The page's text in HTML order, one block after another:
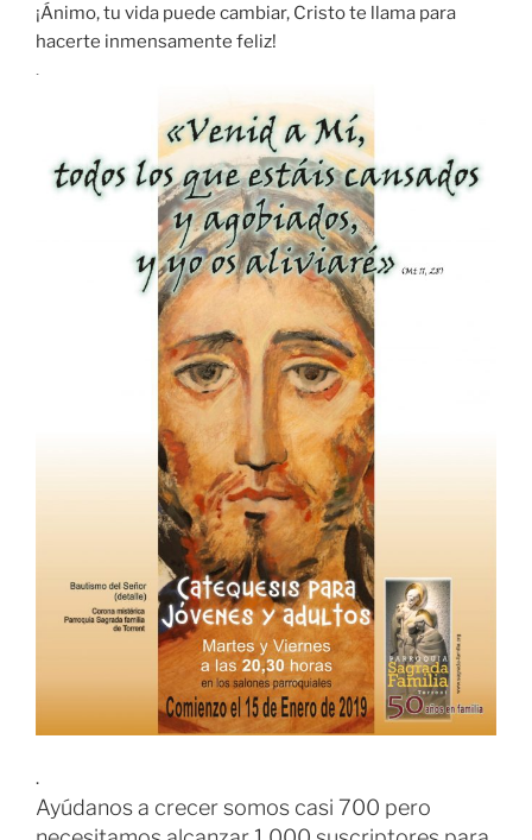
¡Ánimo, tu vida puede cambiar, Cristo te llama para
hacerte inmensamente feliz!
.
.
Ayúdanos a crecer somos casi 700 pero